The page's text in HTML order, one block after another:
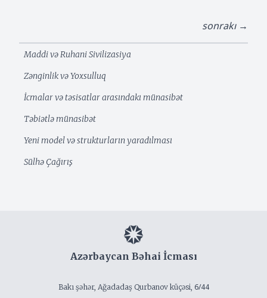
sonrakı →
Maddi və Ruhani Sivilizasiya
Zənginlik və Yoxsulluq
İcmalar və təsisatlar arasındakı münasibət
Təbiətlə münasibət
Yeni model və strukturların yaradılması
Sülhə Çağırış
Azərbaycan Bəhai İcması
Bakı şəhər, Ağadadaş Qurbanov küçəsi, 6/44